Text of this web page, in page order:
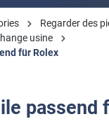
Regarder des
usine
für Rolex
passend